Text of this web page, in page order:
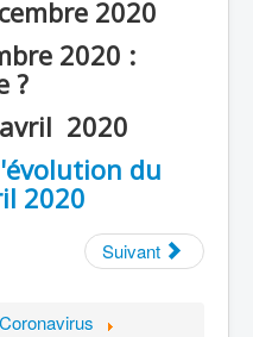
2020
2020 :
?
2020
du
2020
Suivant
Coronavirus